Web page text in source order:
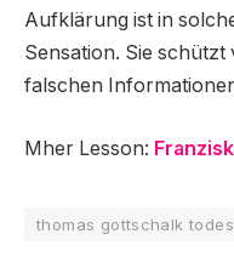
Aufklärung ist in
Sensation. Sie
falschen
Mher Lesson:
thomas gottschalk